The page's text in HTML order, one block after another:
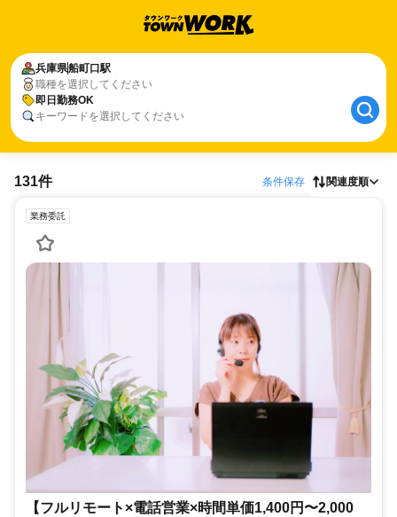
兵庫県船町口駅
職種を選択してください
即日勤務OK
キーワードを選択してください
131件 条件保存 関連度順
業務委託
【フルリモート×電話営業×時間単価1,400円〜2,000